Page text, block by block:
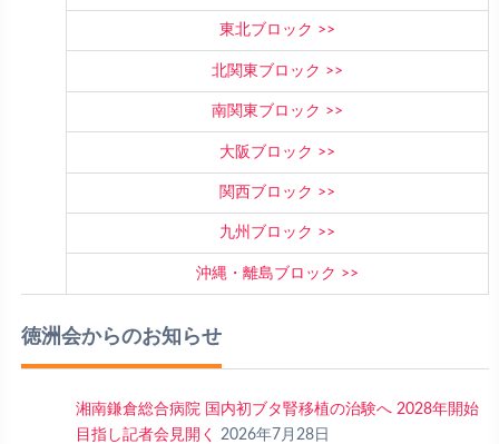
東北ブロック
北関東ブロック
南関東ブロック
大阪ブロック
関西ブロック
九州ブロック
沖縄・離島ブロック
徳洲会からのお知らせ
湘南鎌倉総合病院 国内初ブタ腎移植の治験へ 2028年開始
目指し記者会見開く
2026年7月28日